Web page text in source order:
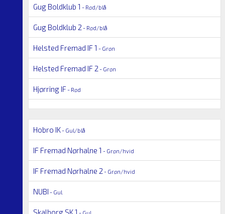
Gug Boldklub 1 - Rød/blå
Gug Boldklub 2 - Rød/blå
Helsted Fremad IF 1 - Grøn
Helsted Fremad IF 2 - Grøn
Hjørring IF - Rød
Hobro IK- Gul/blå
IF Fremad Nørhalne 1 - Grøn/hvid
IF Fremad Nørhalne 2 - Grøn/hvid
NUBI - Gul
Skalborg SK 1 - Gul